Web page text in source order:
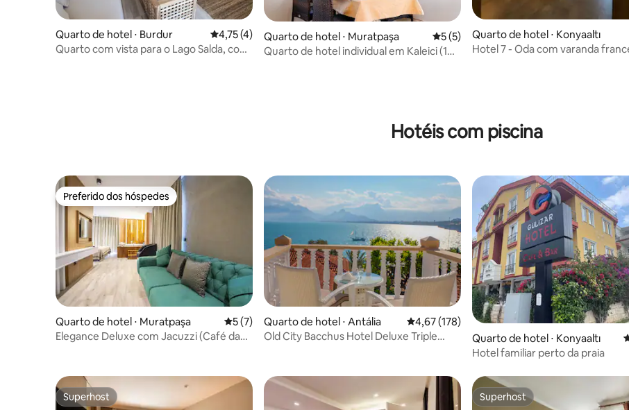
Quarto de hotel ⋅ Burdur 4,75 de uma avaliação média de 5, 4 avaliações
4,75 (4)
Quarto com vista para o Lago Salda, com
Quarto de hotel ⋅ Muratpaşa 5 de uma avaliação média de 5, 5
5 (5)
Quarto de hotel individual em Kaleici (1
Quarto de hotel ⋅ Konyaaltı
Hotel 7 - Oda com varanda
Hotéis com piscina
Preferido dos hóspedes
Preferido dos hóspedes
Quarto de hotel ⋅ Muratpaşa 5 de uma avaliação média de 5, 7 avaliações
5 (7)
Elegance Deluxe com Jacuzzi (Café da
Quarto de hotel ⋅ Antália 4,67 de uma avaliação média de 5, 178
4,67 (178)
Old City Bacchus Hotel Deluxe Triple
Quarto de hotel ⋅ Konyaaltı
Hotel familiar perto da praia
Superhost
Superhost Superhost
Superhost